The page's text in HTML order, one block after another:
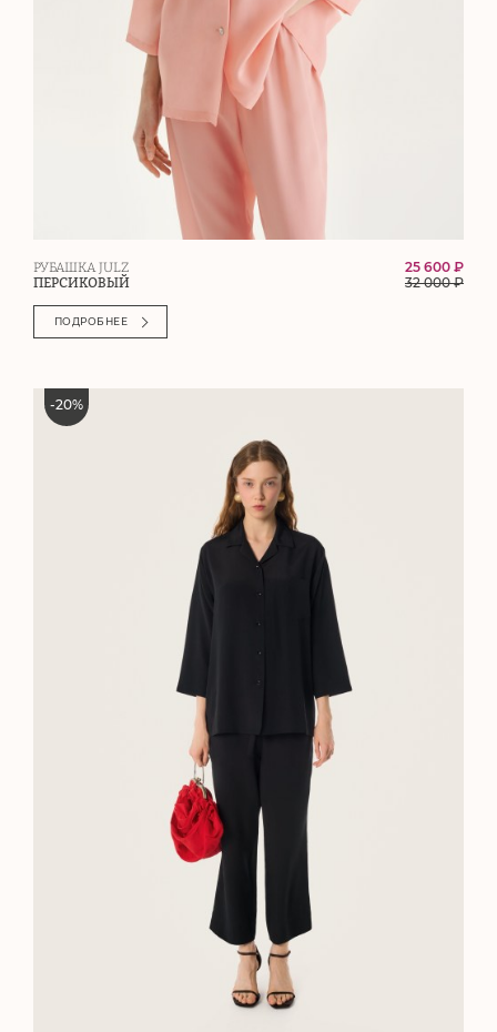
РУБАШКА JULZ
ПЕРСИКОВЫЙ
25 600 ₽
32 000₽
ПОДРОБНЕЕ
-20%